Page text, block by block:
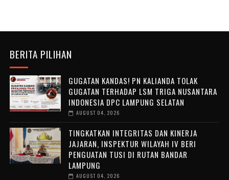
BERITA PILIHAN
GUGATAN KANDAS! PN KALIANDA TOLAK
GUGATAN TERHADAP LSM TRIGA NUSANTARA
INDONESIA DPC LAMPUNG SELATAN
AUGUST 04, 2026
TINGKATKAN INTEGRITAS DAN KINERJA
JAJARAN, INSPEKTUR WILAYAH IV BERI
PENGUATAN TUSI DI RUTAN BANDAR
LAMPUNG
AUGUST 04, 2026